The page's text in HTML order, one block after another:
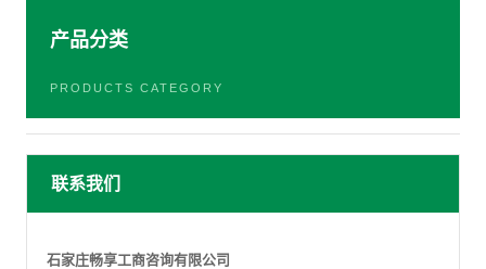
产品分类
PRODUCTS CATEGORY
联系我们
石家庄畅享工商咨询有限公司